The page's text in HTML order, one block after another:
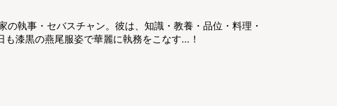
執事・セバスチャン。彼は、知識・教養・品位・料理・
漆黒の燕尾服姿で華麗に執務をこなす…！